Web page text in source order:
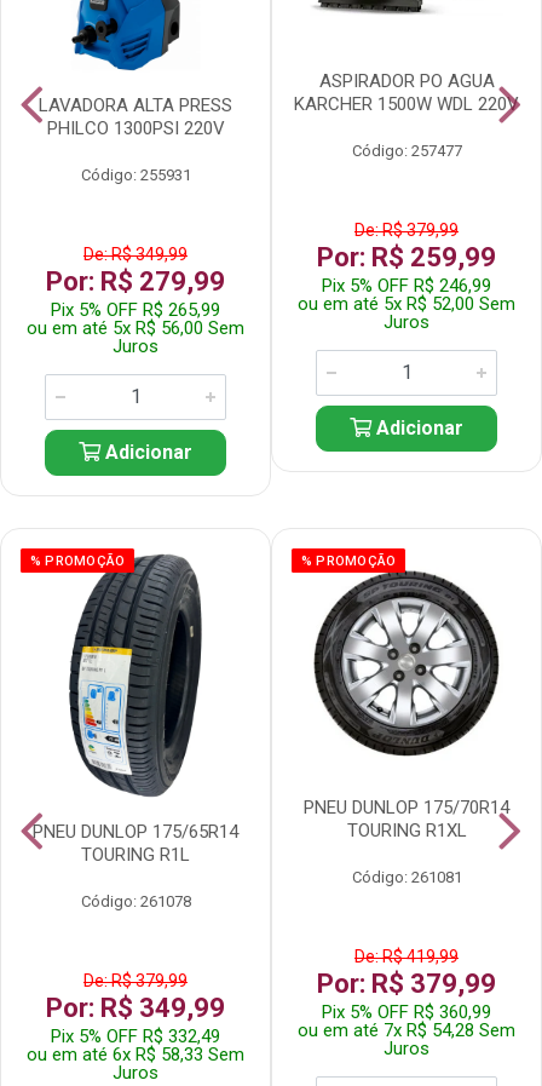
LAVADORA ALTA PRESS
PHILCO 1300PSI 220V
Código: 255931
De: R$ 349,99
Por: R$ 279,99
Pix 5% OFF R$ 265,99
ou em até 5x R$ 56,00 Sem
Juros
Adicionar
ASPIRADOR PO AGUA
KARCHER 1500W WDL 220V
Código: 257477
De: R$ 379,99
Por: R$ 259,99
Pix 5% OFF R$ 246,99
ou em até 5x R$ 52,00 Sem
Juros
Adicionar
% PROMOÇÃO
PNEU DUNLOP 175/65R14
TOURING R1L
Código: 261078
De: R$ 379,99
Por: R$ 349,99
Pix 5% OFF R$ 332,49
ou em até 6x R$ 58,33 Sem
Juros
% PROMOÇÃO
PNEU DUNLOP 175/70R14
TOURING R1XL
Código: 261081
De: R$ 419,99
Por: R$ 379,99
Pix 5% OFF R$ 360,99
ou em até 7x R$ 54,28 Sem
Juros